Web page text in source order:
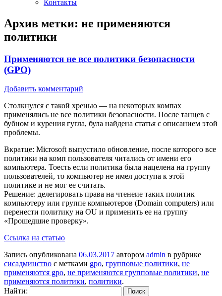
Контакты
Архив метки: не применяются
политики
Применяются не все политики безопасности
(GPO)
Добавить комментарий
Столкнулся с такой хренью — на некоторых компах
применялись не все политики безопасности. После танцев с
бубном и курения гугла, була найдена статья с описанием этой
проблемы.
Вкратце: Microsoft выпустило обновление, после которого все
политики на комп пользователя читались от имени его
компьютера. Тоесть если политика была нацелена на группу
пользователей, то компьютер не имел доступа к этой
политике и не мог ее считать.
Решение: делегировать права на чтенеие таких политик
компьютеру или группе компьютеров (Domain computers) или
перенести политику на OU и применить ее на группу
«Прошедшие проверку».
Ссылка на статью
Запись опубликована 06.03.2017 автором admin в рубрике
сисадминство с метками gpo, групповые политики, не
применяются gpo, не применяются групповые политики, не
применяются политики, политики.
Найти: